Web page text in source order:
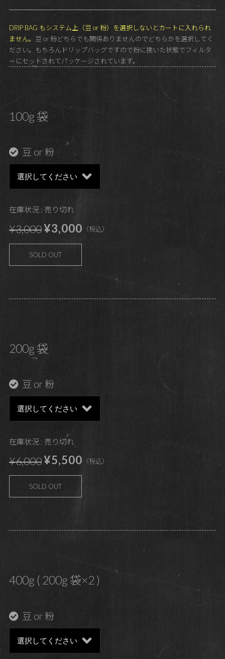
DRIP BAG もシステム上（豆 or 粉）を選択しないとカートに入れられ
ません。 豆 or 粉どちらでも関係ありませんのでどちらかを選択してく
ださい。もちろんドリップバッグですので粉に挽いた状態でフィルタ
ーにセットされてパッケージされています。
100g 袋
豆 or 粉
在庫状況 : 売り切れ
¥3,000¥3,000 （税込）
SOLD OUT
200g 袋
豆 or 粉
在庫状況 : 売り切れ
¥6,000¥5,500 （税込）
SOLD OUT
400g ( 200g 袋×2 )
豆 or 粉